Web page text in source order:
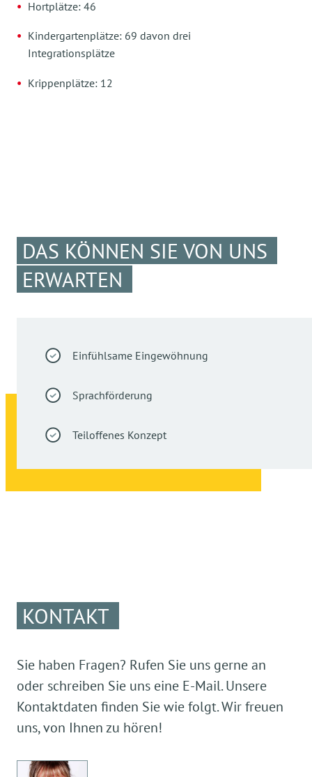
Hortplätze: 46
Kindergartenplätze: 69 davon drei
Integrationsplätze
Krippenplätze: 12
DAS KÖNNEN SIE VON UNS
ERWARTEN
Einfühlsame Eingewöhnung
Sprachförderung
Teiloffenes Konzept
KONTAKT
Sie haben Fragen? Rufen Sie uns gerne an
oder schreiben Sie uns eine E-Mail. Unsere
Kontaktdaten finden Sie wie folgt. Wir freuen
uns, von Ihnen zu hören!